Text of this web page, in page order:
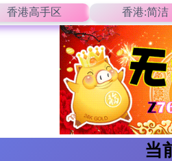
香港高手区 香港:简洁
当